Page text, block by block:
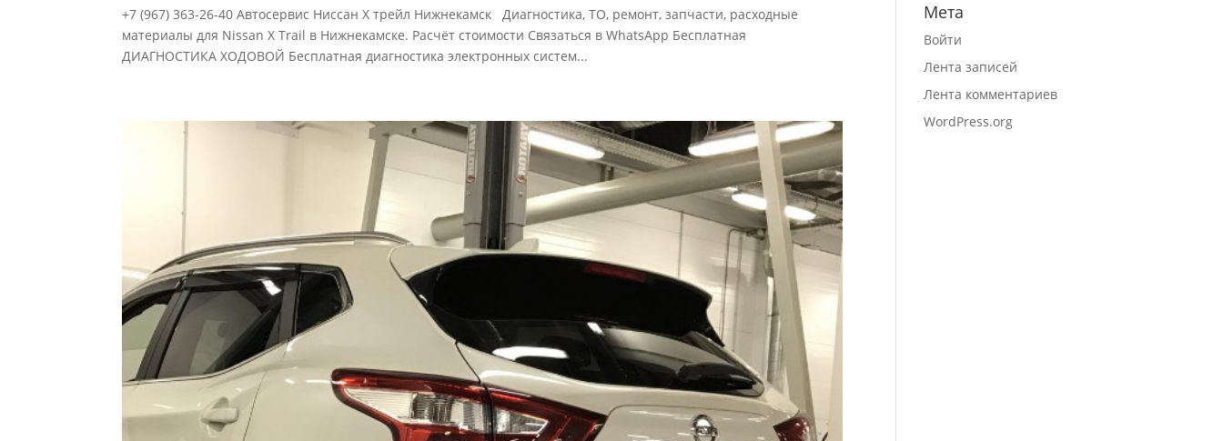
+7 (967) 363-26-40 Автосервис Ниссан Х трейл Нижнекамск Диагностика, ТО, ремонт, запчасти, расходные
материалы для Nissan X Trail в Нижнекамске. Расчёт стоимости Связаться в WhatsApp Бесплатная
ДИАГНОСТИКА ХОДОВОЙ Бесплатная диагностика электронных систем...
Мета
Войти
Лента записей
Лента комментариев
WordPress.org